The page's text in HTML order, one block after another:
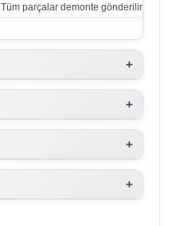
Tüm parçalar demonte gönderilir.
+
+
+
+